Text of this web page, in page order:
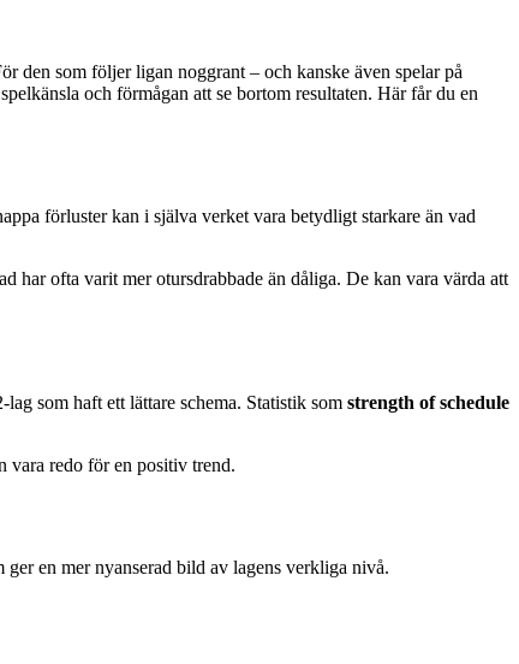
den som följer ligan noggrant – och kanske även spelar på
och förmågan att se bortom resultaten. Här får du en
förluster kan i själva verket vara betydligt starkare än vad
har ofta varit mer otursdrabbade än dåliga. De kan vara värda att
som haft ett lättare schema. Statistik som strength of schedule
vara redo för en positiv trend.
en mer nyanserad bild av lagens verkliga nivå.